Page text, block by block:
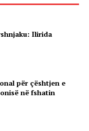
Ilirida
për çështjen e
në fshatin